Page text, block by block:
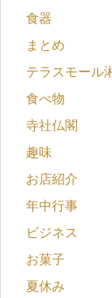
食器
まとめ
テラスモール
食べ物
寺社仏閣
趣味
お店紹介
年中行事
ビジネス
お菓子
夏休み